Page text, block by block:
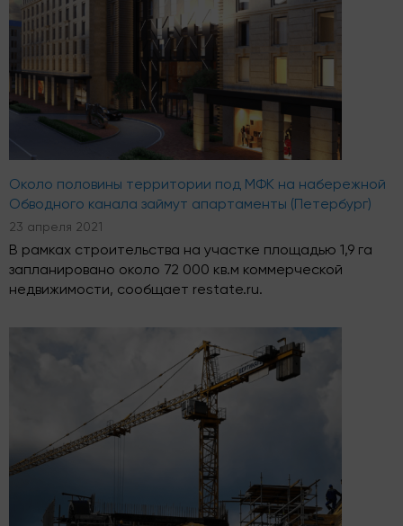
Около половины территории под МФК на набережной
Обводного канала займут апартаменты (Петербург)
23 апреля 2021
В рамках строительства на участке площадью 1,9 га
запланировано около 72 000 кв.м коммерческой
недвижимости, сообщает restate.ru.